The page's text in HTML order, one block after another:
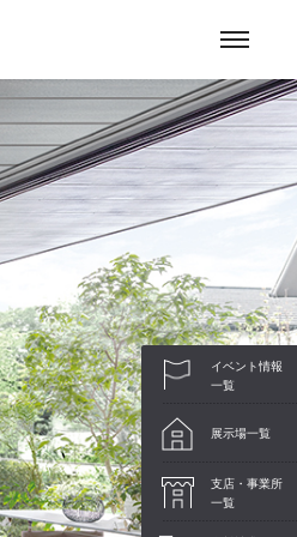
イベント情報
一覧
展示場一覧
支店・事業所
一覧